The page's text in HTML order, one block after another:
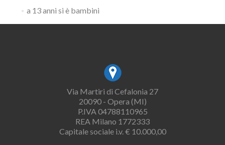
a 13 anni si è bambini
Via Martiri di Cefalonia 27
20090 - Opera (MI)
P.IVA 04788110965
REA Milano 1772333
Capitale sociale i.v. € 10.000,00